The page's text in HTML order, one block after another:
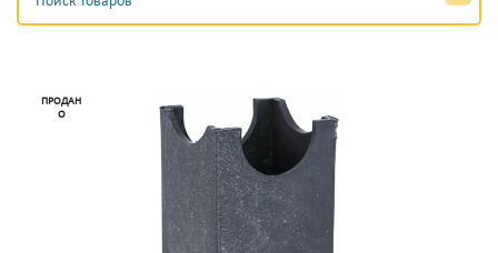
ПРОДАН
О